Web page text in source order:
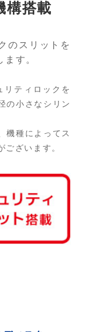
構搭載
のスリットを
す。
ティロックを
の小さなシリン
機種によってス
ございます。